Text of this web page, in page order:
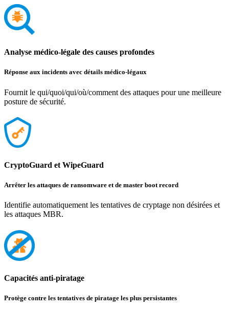
Analyse médico-légale des causes profondes
Réponse aux incidents avec détails médico-légaux
Fournit le qui/quoi/qui/où/comment des attaques pour une meilleure
posture de sécurité.
CryptoGuard et WipeGuard
Arrêter les attaques de ransomware et de master boot record
Identifie automatiquement les tentatives de cryptage non désirées et
les attaques MBR.
Capacités anti-piratage
Protège contre les tentatives de piratage les plus persistantes